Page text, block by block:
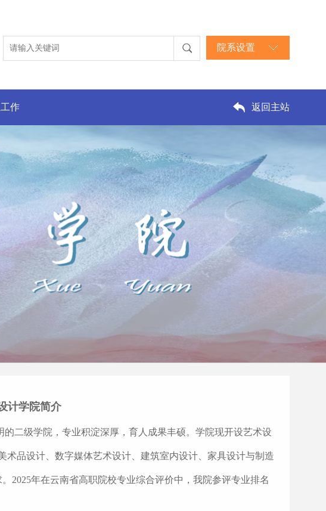
院系设置
作 返回主站
计学院简介
二级学院，专业积淀深厚，育人成果丰硕。学院现开设艺术设
品设计、数字媒体艺术设计、建筑室内设计、家具设计与制造
2025年在云南省高职院校专业综合评价中，我院参评专业排名